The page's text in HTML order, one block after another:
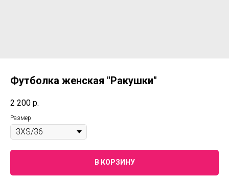
Футболка женская "Ракушки"
2 200 р.
Размер
В КОРЗИНУ